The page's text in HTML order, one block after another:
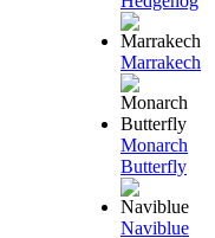
Marrakech
Monarch
Butterfly
Naviblue